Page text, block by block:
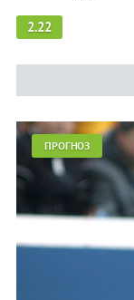
2.22
ПРОГНОЗ